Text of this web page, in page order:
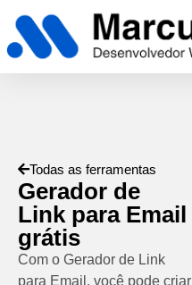
Todas as ferramentas
Gerador de
Link para Email
grátis
Com o Gerador de Link
para Email, você pode criar